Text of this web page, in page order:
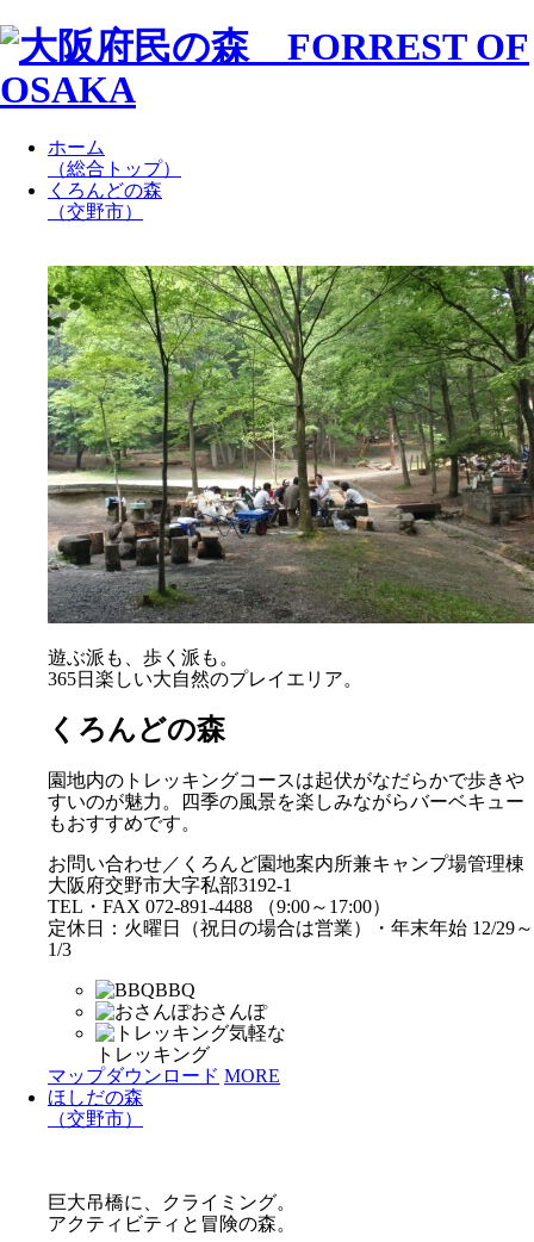
ホーム
（総合トップ）
くろんどの森
（交野市）
遊ぶ派も、歩く派も。
365日楽しい大自然のプレイエリア。
くろんどの森
園地内のトレッキングコースは起伏がなだらかで歩きや
すいのが魅力。四季の風景を楽しみながらバーベキュー
もおすすめです。
お問い合わせ／くろんど園地案内所兼キャンプ場管理棟
大阪府交野市大字私部3192-1
TEL・FAX 072-891-4488 （9:00～17:00）
定休日：火曜日（祝日の場合は営業）・年末年始 12/29～
1/3
BBQ
おさんぽ
気軽な
トレッキング
マップダウンロード MORE
ほしだの森
（交野市）
巨大吊橋に、クライミング。
アクティビティと冒険の森。